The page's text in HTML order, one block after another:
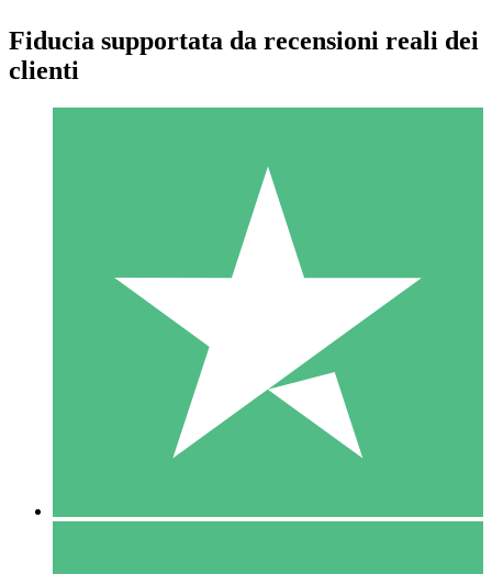
Pacchetti di Crediti Individuali
Paga a consumo con crediti di download. Nessun impegno
1 Download
10
US$1500
Fiducia supportata da recensioni reali dei
clienti